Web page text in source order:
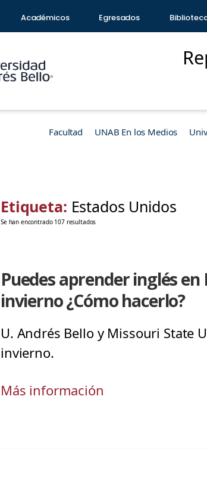
Académicos Egresados
Facultad UNAB En los Medios
Etiqueta: Estados Unidos
Se han encontrado 107 resultados
Puedes aprender inglés
invierno ¿Cómo hacerlo?
U. Andrés Bello y Missouri State
invierno.
Más información